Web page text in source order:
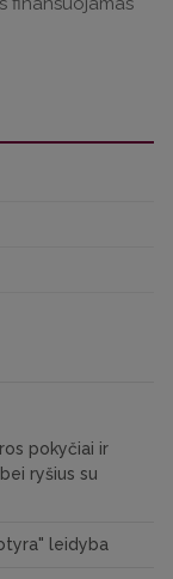
pokyčiai ir
ryšius su
leidyba